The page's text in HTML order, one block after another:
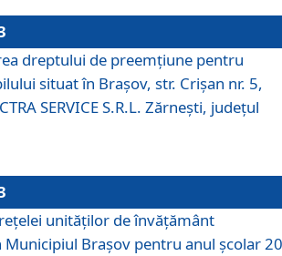
dreptului de preemţiune pentru
situat în Braşov, str. Crişan nr. 5,
SERVICE S.R.L. Zărneşti, judeţul
unităţilor de învăţământ
Braşov pentru anul şcolar